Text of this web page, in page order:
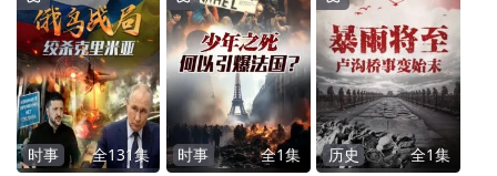
时事 全131集 时事 全1集 历史 全1集